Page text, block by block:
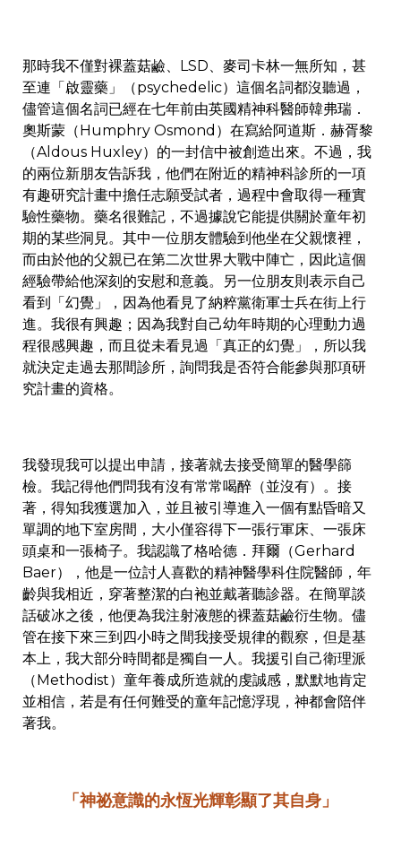
那時我不僅對裸蓋菇鹼、LSD、麥司卡林一無所知，甚
至連「啟靈藥」（psychedelic）這個名詞都沒聽過，
儘管這個名詞已經在七年前由英國精神科醫師韓弗瑞．
奧斯蒙（Humphry Osmond）在寫給阿道斯．赫胥黎
（Aldous Huxley）的一封信中被創造出來。不過，我
的兩位新朋友告訴我，他們在附近的精神科診所的一項
有趣研究計畫中擔任志願受試者，過程中會取得一種實
驗性藥物。藥名很難記，不過據說它能提供關於童年初
期的某些洞見。其中一位朋友體驗到他坐在父親懷裡，
而由於他的父親已在第二次世界大戰中陣亡，因此這個
經驗帶給他深刻的安慰和意義。另一位朋友則表示自己
看到「幻覺」，因為他看見了納粹黨衛軍士兵在街上行
進。我很有興趣；因為我對自己幼年時期的心理動力過
程很感興趣，而且從未看見過「真正的幻覺」，所以我
就決定走過去那間診所，詢問我是否符合能參與那項研
究計畫的資格。
我發現我可以提出申請，接著就去接受簡單的醫學篩
檢。我記得他們問我有沒有常常喝醉（並沒有）。接
著，得知我獲選加入，並且被引導進入一個有點昏暗又
單調的地下室房間，大小僅容得下一張行軍床、一張床
頭桌和一張椅子。我認識了格哈德．拜爾（Gerhard
Baer），他是一位討人喜歡的精神醫學科住院醫師，年
齡與我相近，穿著整潔的白袍並戴著聽診器。在簡單談
話破冰之後，他便為我注射液態的裸蓋菇鹼衍生物。儘
管在接下來三到四小時之間我接受規律的觀察，但是基
本上，我大部分時間都是獨自一人。我援引自己衛理派
（Methodist）童年養成所造就的虔誠感，默默地肯定
並相信，若是有任何難受的童年記憶浮現，神都會陪伴
著我。
「神祕意識的永恆光輝彰顯了其自身」